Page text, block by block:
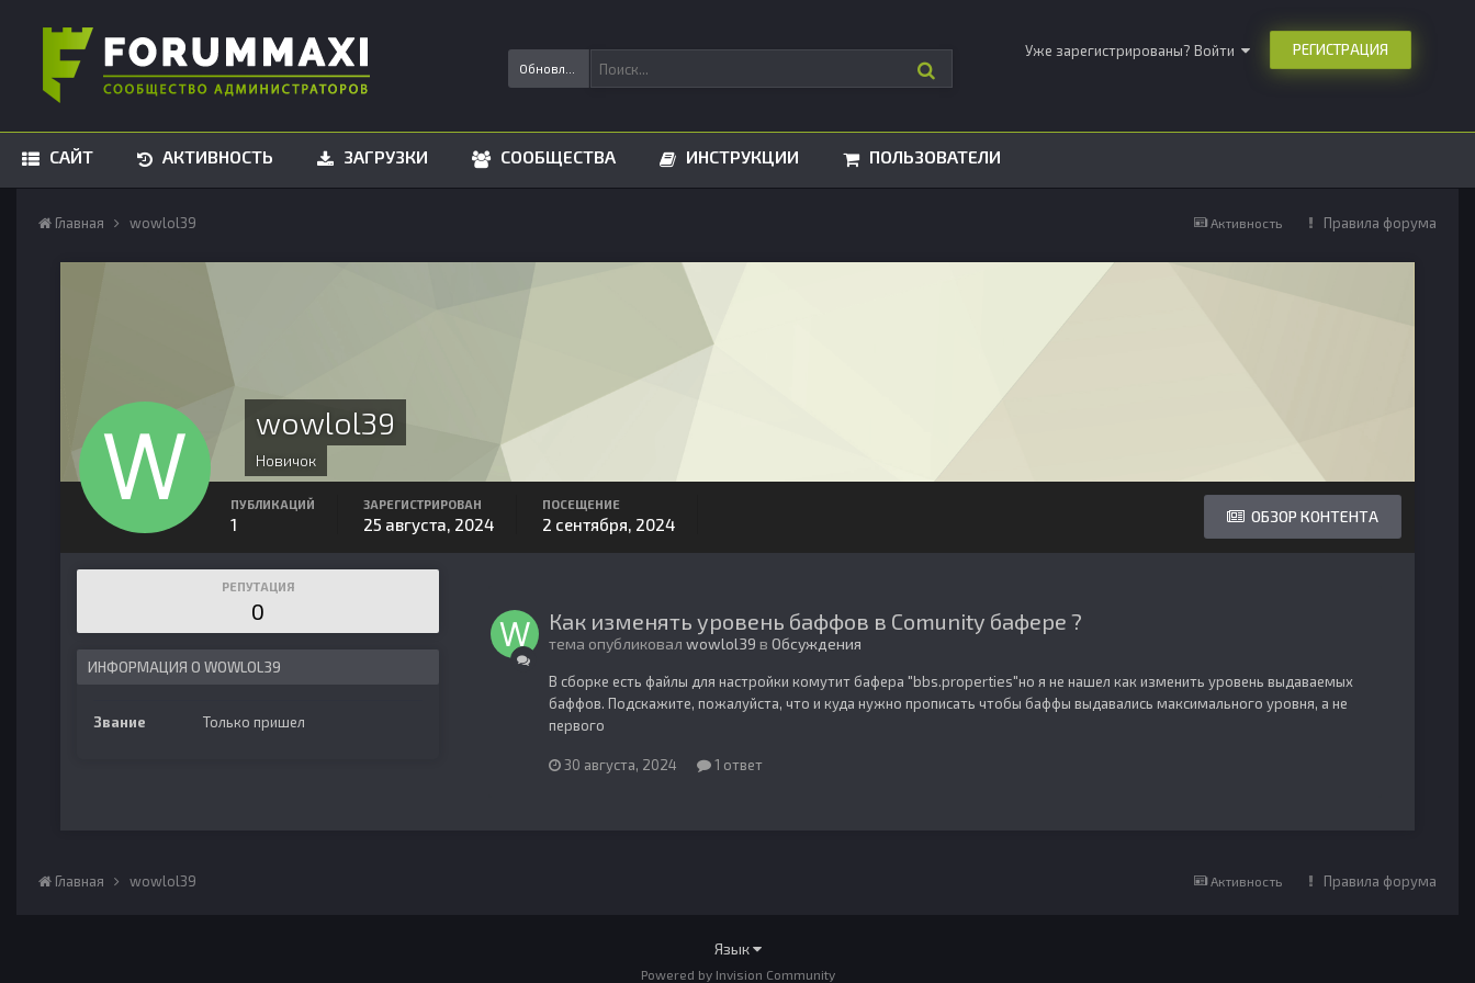
Уже зарегистрированы? Войти РЕГИСТРАЦИЯ
САЙТ АКТИВНОСТЬ ЗАГРУЗКИ СООБЩЕСТВА ИНСТРУКЦИИ ПОЛЬЗОВАТЕЛИ
Активность Правила форума
Главная wowlol39
wowlol39
Новичок
ОБЗОР КОНТЕНТА
ПУБЛИКАЦИЙ
1
ЗАРЕГИСТРИРОВАН
25 августа, 2024
ПОСЕЩЕНИЕ
2 сентября, 2024
РЕПУТАЦИЯ
0
ИНФОРМАЦИЯ О WOWLOL39
Звание Только пришел
Как изменять уровень баффов в Comunity бафере ?
тема опубликовал wowlol39 в Обсуждения
В сборке есть файлы для настройки комутит бафера "bbs.properties"но я не нашел как изменить уровень выдаваемых
баффов. Подскажите, пожалуйста, что и куда нужно прописать чтобы баффы выдавались максимального уровня, а не
первого
30 августа, 2024 1 ответ
Активность Правила форума
Главная wowlol39
Язык
Powered by Invision Community